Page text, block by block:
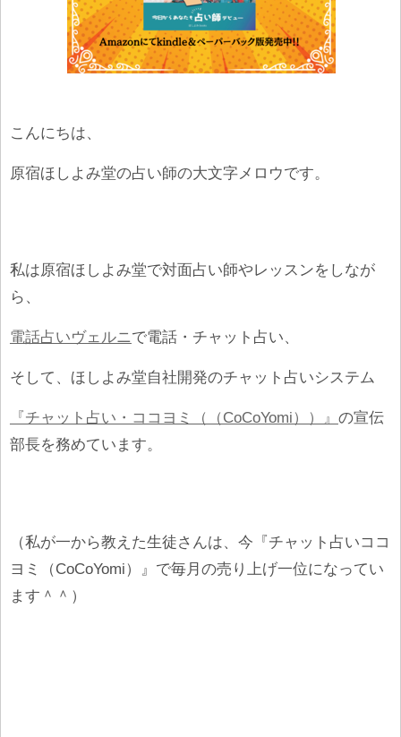
こんにちは、
原宿ほしよみ堂の占い師の大文字メロウです。
私は原宿ほしよみ堂で対面占い師やレッスンをしなが
ら、
電話占いヴェルニで電話・チャット占い、
そして、ほしよみ堂自社開発のチャット占いシステム
『チャット占い・ココヨミ（（CoCoYomi））』 の宣伝
部長を務めています。
（私が一から教えた生徒さんは、今『チャット占いココ
ヨミ（CoCoYomi）』で毎月の売り上げ一位になってい
ます＾＾）